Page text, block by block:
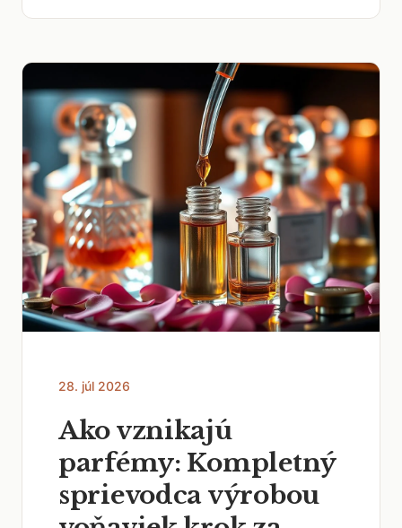
28. júl 2026
Ako vznikajú
parfémy: Kompletný
sprievodca výrobou